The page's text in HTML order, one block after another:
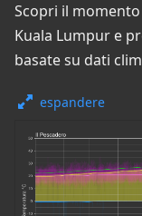
Scopri il
Kuala Lumpur e
basate su dati
espandere